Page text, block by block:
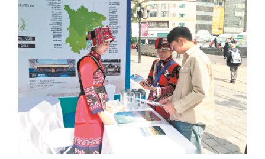
教育
州市
社会
图片
经济 服务 云南故事
云南青年说 趣看文物